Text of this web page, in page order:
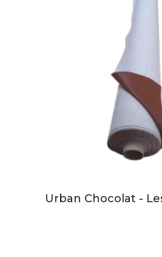
Urban Chocolat -